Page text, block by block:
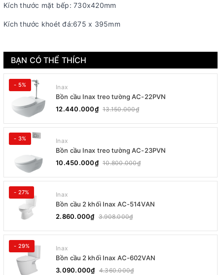
Kích thước mặt bếp: 730x420mm
Kích thước khoét đá:675 x 395mm
BẠN CÓ THỂ THÍCH
- 5% Inax
Bồn cầu Inax treo tường AC-22PVN
12.440.000₫ 13.150.000₫
- 3% Inax
Bồn cầu Inax treo tường AC-23PVN
10.450.000₫ 10.800.000₫
- 27% Inax
Bồn cầu 2 khối Inax AC-514VAN
2.860.000₫ 3.908.000₫
- 29% Inax
Bồn cầu 2 khối Inax AC-602VAN
3.090.000₫ 4.360.000₫